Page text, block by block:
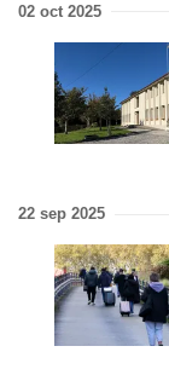
02 oct 2025
22 sep 2025